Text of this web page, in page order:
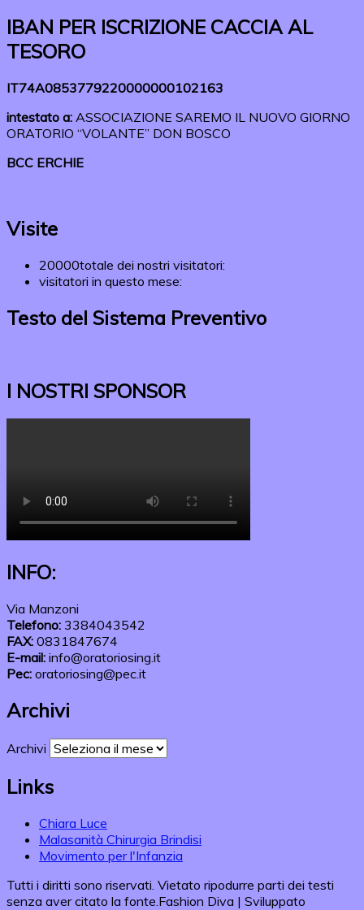
IBAN PER ISCRIZIONE CACCIA AL
TESORO
IT74A0853779220000000102163
intestato a: ASSOCIAZIONE SAREMO IL NUOVO GIORNO
ORATORIO “VOLANTE” DON BOSCO
BCC ERCHIE
Visite
20000totale dei nostri visitatori:
visitatori in questo mese:
Testo del Sistema Preventivo
I NOSTRI SPONSOR
INFO:
Via Manzoni
Telefono: 3384043542
FAX: 0831847674
E-mail: info@oratoriosing.it
Pec: oratoriosing@pec.it
Archivi
Archivi
Links
Chiara Luce
Malasanità Chirurgia Brindisi
Movimento per l'Infanzia
Tutti i diritti sono riservati. Vietato ripodurre parti dei testi
senza aver citato la fonte. Fashion Diva | Sviluppato